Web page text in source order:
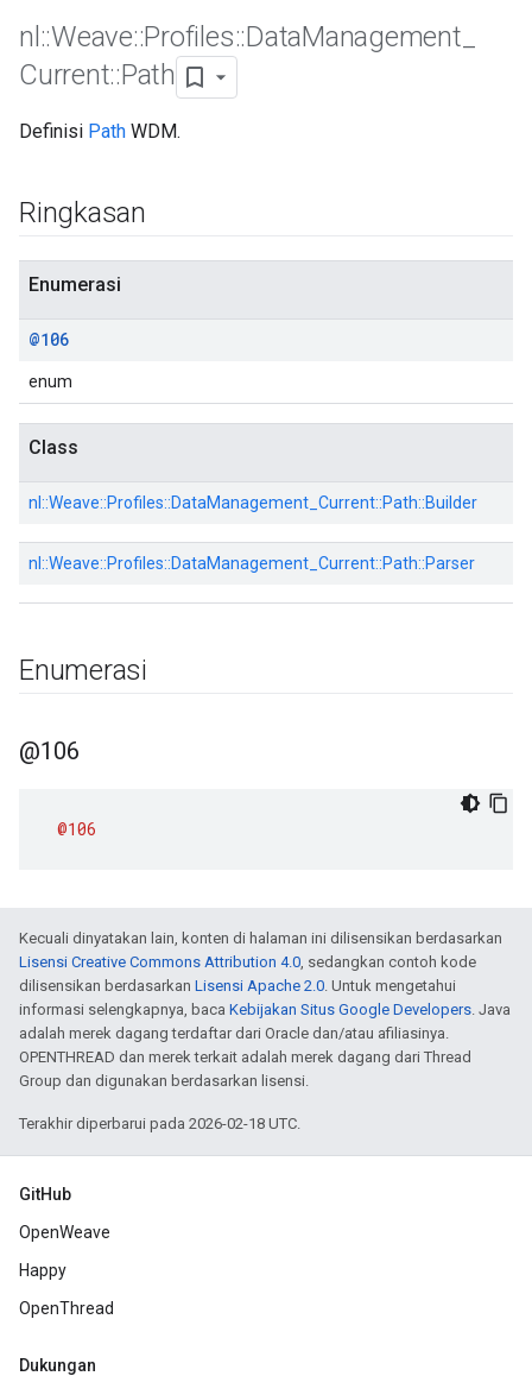
nl ::Weave::Profiles::DataManagement
Current::Path
Definisi Path WDM.
Ringkasan
Enumerasi
@106
enum
Class
nl::Weave::Profiles::DataManagement_Current::Path::Builder
nl::Weave::Profiles::DataManagement_Current::Path::Parser
Enumerasi
@106
@106
Kecuali dinyatakan lain, konten di halaman ini dilisensikan berdasarkan
Lisensi Creative Commons Attribution 4.0, sedangkan contoh kode
dilisensikan berdasarkan Lisensi Apache 2.0. Untuk mengetahui
informasi selengkapnya, baca Kebijakan Situs Google Developers. Java
adalah merek dagang terdaftar dari Oracle dan/atau afiliasinya.
OPENTHREAD dan merek terkait adalah merek dagang dari Thread
Group dan digunakan berdasarkan lisensi.
Terakhir diperbarui pada 2026-02-18 UTC.
GitHub
OpenWeave
Happy
OpenThread
Dukungan